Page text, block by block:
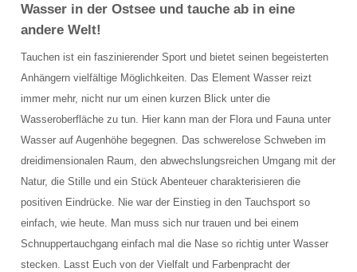
Bootsausfahrten Zone C
Künstliches Riff Nienhagen
PREISE
Grundpreise Tauchbasis
Preise Ausbildung
ÖFFNUNGSZEITEN
Wasser in der Ostsee und tauche ab in eine
andere Welt!
Tauchen ist ein faszinierender Sport und bietet seinen begeisterten
Anhängern vielfältige Möglichkeiten. Das Element Wasser reizt
immer mehr, nicht nur um einen kurzen Blick unter die
Wasseroberfläche zu tun. Hier kann man der Flora und Fauna unter
Wasser auf Augenhöhe begegnen. Das schwerelose Schweben im
dreidimensionalen Raum, den abwechslungsreichen Umgang mit der
Natur, die Stille und ein Stück Abenteuer charakterisieren die
positiven Eindrücke. Nie war der Einstieg in den Tauchsport so
einfach, wie heute. Man muss sich nur trauen und bei einem
Schnuppertauchgang einfach mal die Nase so richtig unter Wasser
stecken. Lasst Euch von der Vielfalt und Farbenpracht der